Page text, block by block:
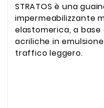
STRATOS è una
impermeabilizzante
elastomerica, a
acriliche in
traffico leggero.